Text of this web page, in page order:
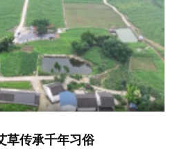
草传承千年习俗